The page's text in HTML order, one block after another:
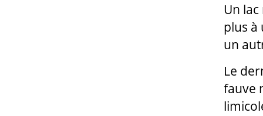
Un
plus à
un
Le
fauve